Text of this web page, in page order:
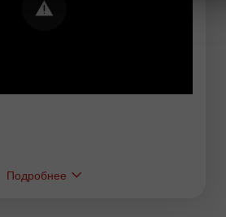
Подробнее